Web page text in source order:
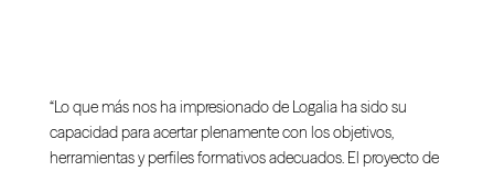
“Lo que más nos ha impresionado de Logalia ha sido su
capacidad para acertar plenamente con los objetivos,
herramientas y perfiles formativos adecuados. El proyecto de